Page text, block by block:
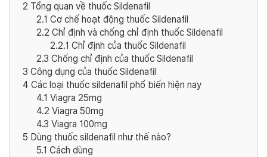
2 Tổng quan về thuốc Sildenafil
2.1 Cơ chế hoạt động thuốc Sildenafil
2.2 Chỉ định và chống chỉ định thuốc Sildenafil
2.2.1 Chỉ định của thuốc Sildenafil
2.3 Chống chỉ định của thuốc Sildenafil
3 Công dụng của thuốc Sildenafil
4 Các loại thuốc sildenafil phổ biến hiện nay
4.1 Viagra 25mg
4.2 Viagra 50mg
4.3 Viagra 100mg
5 Dùng thuốc sildenafil như thế nào?
5.1 Cách dùng